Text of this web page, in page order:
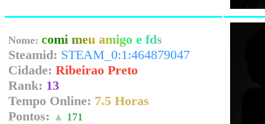
Nome: comi meu amigo e fds
Steamid: STEAM_0:1:464879047
Cidade: Ribeirao Preto
Rank: 13
Tempo Online: 7.5 Horas
Pontos: ▲ 171